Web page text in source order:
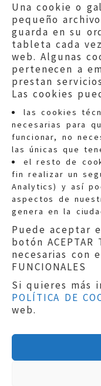
Una cookie o
pequeño
guarda en su
tableta cada
web. Algunas
pertenecen a
prestan
Las cookies
las cookies
necesarias para
funcionar, no
las únicas que
el resto de
fin realizar un
Analytics) y así
aspectos de
genera en la
Puede aceptar
botón
necesarias con
FUNCIONALES
Si quieres más
POLÍTICA DE
web.
Quejas:
Teléfonos:
Aviso legal
Protección
Política
Copyright ©